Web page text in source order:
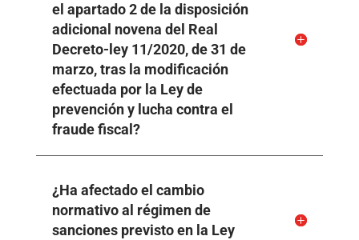
el apartado 2 de la disposición
adicional novena del Real
Decreto-ley 11/2020, de 31 de
marzo, tras la modificación
efectuada por la Ley de
prevención y lucha contra el
fraude fiscal?
¿Ha afectado el cambio
normativo al régimen de
sanciones previsto en la Ley